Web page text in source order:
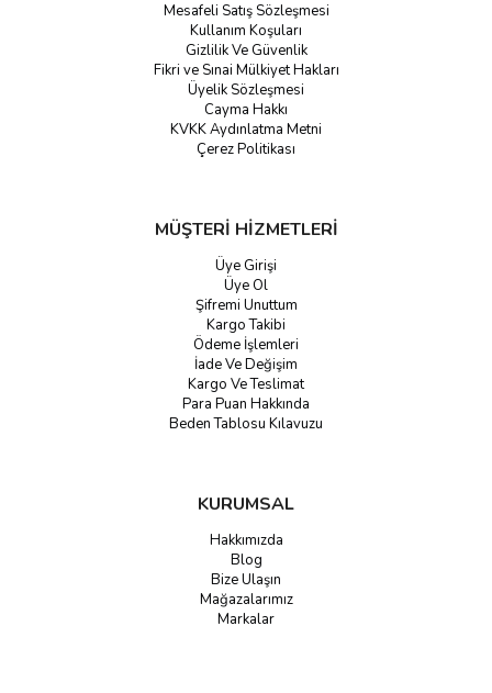
Mesafeli Satış Sözleşmesi
Kullanım Koşuları
Gizlilik Ve Güvenlik
Fikri ve Sınai Mülkiyet Hakları
Üyelik Sözleşmesi
Cayma Hakkı
KVKK Aydınlatma Metni
Çerez Politikası
MÜŞTERİ HİZMETLERİ
Üye Girişi
Üye Ol
Şifremi Unuttum
Kargo Takibi
Ödeme İşlemleri
İade Ve Değişim
Kargo Ve Teslimat
Para Puan Hakkında
Beden Tablosu Kılavuzu
KURUMSAL
Hakkımızda
Blog
Bize Ulaşın
Mağazalarımız
Markalar